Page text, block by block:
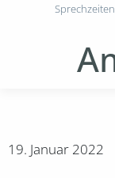
Sprechzeiten
19. Januar 2022